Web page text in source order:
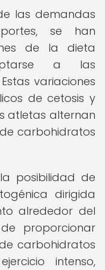
las demandas
se han
de la dieta
a las
variaciones
de cetosis y
atletas alternan
carbohidratos
posibilidad de
dirigida
alrededor del
proporcionar
carbohidratos
intenso,